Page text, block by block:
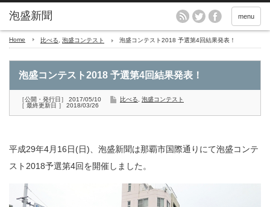
menu
Home 比べる 泡盛コンテスト 泡盛コンテスト2018 予選第4回結果発表！
泡盛コンテスト2018 予選第4回結果発表！
［公開・発行日］ 2017/05/10
［ 最終更新日 ］ 2018/03/26
比べる 泡盛コンテスト
平成29年4月16日(日)、泡盛新聞は那覇市国際通りにて泡盛コンテ
スト2018予選第4回を開催しました。